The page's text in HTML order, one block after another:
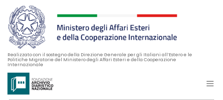
Realizzato con il sostegno della Direzione Generale per gli Italiani all’Estero e le
Politiche Migratorie del Ministero degli Affari Esteri e della Cooperazione
Internazionale